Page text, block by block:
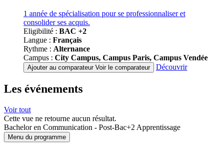
1 année de spécialisation pour se professionnaliser et
consolider ses acquis.
Eligibilité : BAC +2
Langue : Français
Rythme : Alternance
Campus : City Campus, Campus Paris, Campus Vendée
Ajouter au comparateur Voir le comparateur Découvrir
Les événements
Voir tout
Cette vue ne retourne aucun résultat.
Bachelor en Communication - Post-Bac+2 Apprentissage
Menu du programme